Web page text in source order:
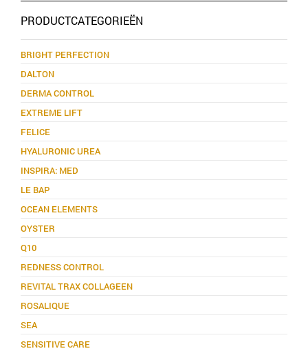
PRODUCTCATEGORIEËN
BRIGHT PERFECTION
DALTON
DERMA CONTROL
EXTREME LIFT
FELICE
HYALURONIC UREA
INSPIRA: MED
LE BAP
OCEAN ELEMENTS
OYSTER
Q10
REDNESS CONTROL
REVITAL TRAX COLLAGEEN
ROSALIQUE
SEA
SENSITIVE CARE